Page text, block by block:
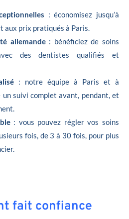
: économisez jusqu’à
aux prix pratiqués à Paris.
allemande: bénéficiez de soins
avec des dentistes qualifiés et
: notre équipe à Paris et à
un suivi complet avant, pendant, et
: vous pouvez régler vos soins
fois, de 3 à 30 fois, pour plus
fait confiance